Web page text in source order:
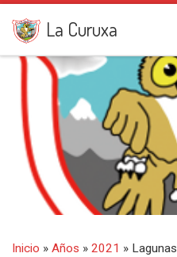
Saltar al contenido
La Curuxa
Inicio » Años » 2021 »